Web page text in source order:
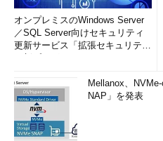
eo光
http://
JCOM（ZAQ）
http://faq.myjcom.jp/
OCN
http://
So-net
http://www.so-
オンプレミスのWindows Server
／SQL Server向けセキュリティ
更新サービス「拡張セキュリティ
Mellanox、
NAP」を発表